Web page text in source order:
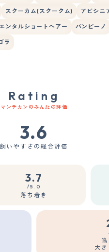
スクーカム(スクークム) アビシニ
ンタルショートヘアー バンビーノ
ラ
Rating
マンチカンのみんなの評価
3.6
飼いやすさの総合評価
3.7
/5.0
落ち着き
大